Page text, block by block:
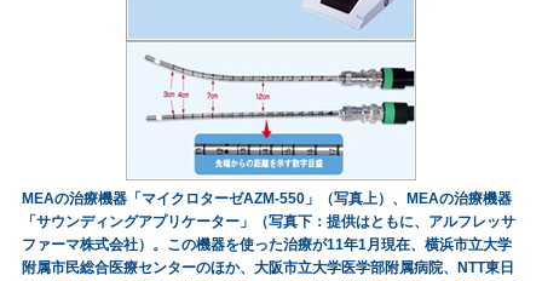
MEAの治療機器「マイクロターゼAZM-550」（写真上）、MEAの治療機器
「サウンディングアプリケーター」（写真下：提供はともに、アルフレッサ
ファーマ株式会社）。この機器を使った治療が11年1月現在、横浜市立大学
附属市民総合医療センターのほか、大阪市立大学医学部附属病院、NTT東日